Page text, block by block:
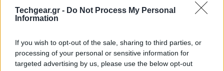
Techgear.gr - Do Not Process My Personal
Information
If you wish to opt-out of the sale, sharing to third parties, or
processing of your personal or sensitive information for
targeted advertising by us, please use the below opt-out
εκδηλώσεων, κάρτες εισόδου σε χώρους εργασίας,
κάρτες - κλειδιά ξενοδοχείων, αλλά και ψηφιακά
από την πρώτη ημέρα του λανσαρίσματος, αλλά η
Google υπόσχεται πως θα προστεθούν σχετικά